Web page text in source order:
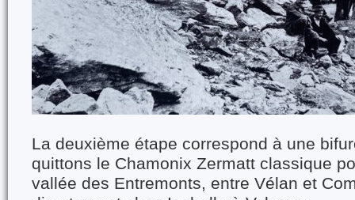
La deuxième étape correspond à une
quittons le Chamonix Zermatt classique
vallée des Entremonts, entre Vélan et